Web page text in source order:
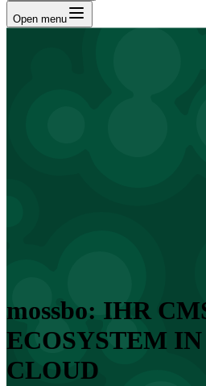
Open menu
mossbo: IHR
ECOSYSTEM
CLOUD